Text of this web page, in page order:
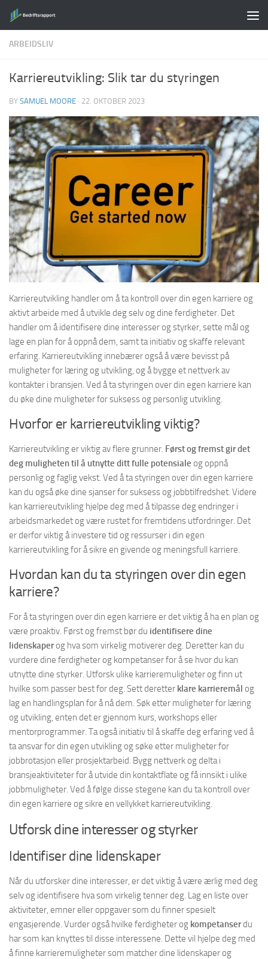
Skip to content
ARBEIDSLIV
Karriereutvikling: Slik tar du styringen
BY SAMUEL MOORE · 22. OKTOBER 2023
Karriereutvikling handler om å ta kontroll over din egen karriere og
aktivt arbeide med å utvikle deg selv og dine ferdigheter. Det
handler om å identifisere dine interesser og styrker, sette mål og
lage en plan for å oppnå dem, samt ta initiativ og skaffe relevant
erfaring. Karriereutvikling innebærer også å være bevisst på
muligheter for læring og utvikling, og å bygge et nettverk av
kontakter i bransjen. Ved å ta styringen over din egen karriere kan
du øke dine muligheter for suksess og personlig utvikling.
Hvorfor er karriereutvikling viktig?
Karriereutvikling er viktig av flere grunner. Først og fremst gir det
deg muligheten til å utnytte ditt fulle potensiale og oppnå
personlig og faglig vekst. Ved å ta styringen over din egen karriere
kan du også øke dine sjanser for suksess og jobbtilfredshet. Videre
kan karriereutvikling hjelpe deg med å tilpasse deg endringer i
arbeidsmarkedet og være rustet for fremtidens utfordringer. Det
er derfor viktig å investere tid og ressurser i din egen
karriereutvikling for å sikre en givende og meningsfull karriere.
Hvordan kan du ta styringen over din egen
karriere?
For å ta styringen over din egen karriere er det viktig å ha en plan og
være proaktiv. Først og fremst bør du identifisere dine
lidenskaperog hva som virkelig motiverer deg. Deretter kan du
vurdere dine ferdigheter og kompetanser for å se hvor du kan
utnytte dine styrker. Utforsk ulike karrieremuligheter og finn ut
hvilke som passer best for deg. Sett deretter klare karrieremål og
lag en handlingsplan for å nå dem. Søk etter muligheter for læring
og utvikling, enten det er gjennom kurs, workshops eller
mentorprogrammer. Ta også initiativ til å skaffe deg erfaring ved å
ta ansvar for din egen utvikling og søke etter muligheter for
jobbrotasjon eller prosjektarbeid. Bygg nettverk og delta i
bransjeaktiviteter for å utvide din kontaktflate og få innsikt i ulike
jobbmuligheter. Ved å følge disse stegene kan du ta kontroll over
din egen karriere og sikre en vellykket karriereutvikling.
Utforsk dine interesser og styrker
Identifiser dine lidenskaper
Når du utforsker dine interesser, er det viktig å være ærlig med deg
selv og identifisere hva som virkelig tenner deg. Lag en liste over
aktiviteter, emner eller oppgaver som du finner spesielt
engasjerende. Vurder også hvilke ferdigheter og kompetanserdu
har som kan knyttes til disse interessene. Dette vil hjelpe deg med
å finne karrieremuligheter som matcher dine lidenskaper og